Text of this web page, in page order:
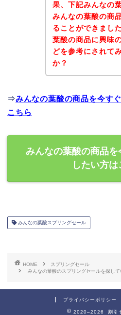
果、下記みんなの
みんなの葉酸の商
ることができまし
葉酸の商品に興味
どを参考にされて
か？
⇒みんなの葉酸の商品を今す
こちら
みんなの葉酸の商品
したい方は
みんなの葉酸スプリングセール
HOME
スプリングセール
みんなの葉酸のスプリングセールを探し
プライバシーポリシー
2020–2026 割引